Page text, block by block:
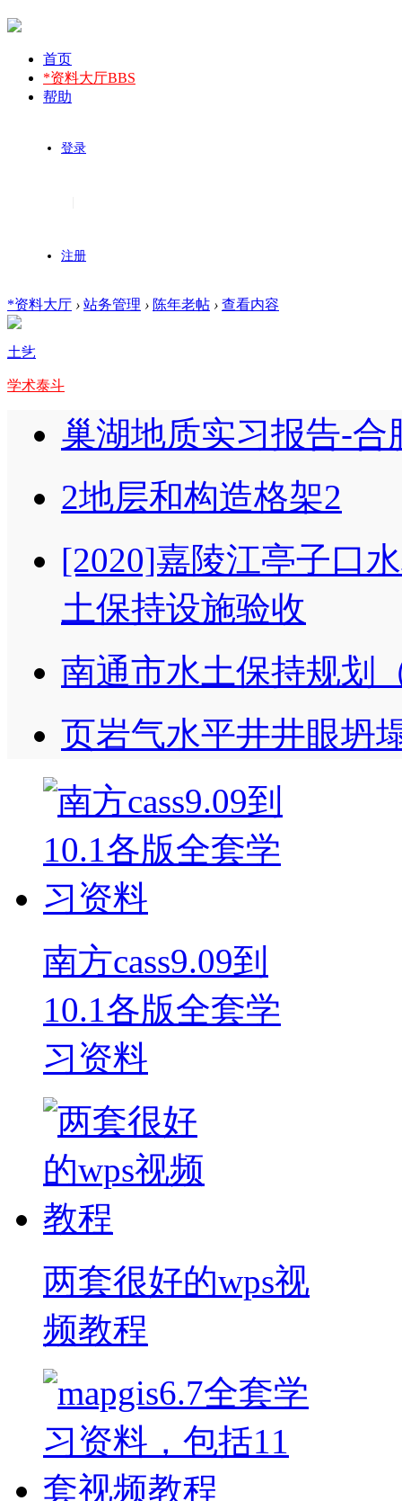
首页
*资料大厅BBS
帮助
登录
注册
*资料大厅 › 站务管理 › 陈年老帖 › 查看内容
土乧
学术泰斗
巢湖地质实习报告-合
2地层和构造格架2
[2020]嘉陵江亭子口
土保持设施验收
南通市水土保持规划
页岩气水平井井眼坍
南方cass9.09到
10.1各版全套学
习资料
两套很好的wps视
频教程